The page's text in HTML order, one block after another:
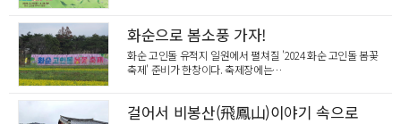
화순으로 봄소풍 가자!
화순 고인돌 유적지 일원에서 펼쳐질 '2024 화순 고인돌 봄꽃
축제' 준비가 한창이다. 축제장에는…
걸어서 비봉산(飛鳳山)이야기 속으로